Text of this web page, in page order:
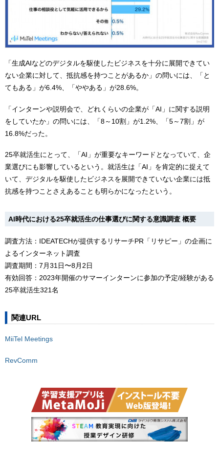
「生成AIなどのデジタルを駆使したビジネスを十分に展開できてい
ない企業に対して、抵抗感を持つことがあるか」の問いには、「と
てもある」が6.4%、「ややある」が28.6%。
「インターンや説明会で、どれくらいの企業が「AI」に関する説明
をしていたか」の問いには、「8～10割」が1.2%、「5～7割」が
16.8%だった。
25卒就活生にとって、「AI」が重要なキーワードとなっていて、企
業選びにも影響しているという。就活生は「AI」を肯定的に捉えて
いて、デジタルを駆使したビジネスを展開できていない企業には抵
抗感を持つことさえあることも明らかになったという。
AI時代における25卒就活生の仕事選びに関する意識調査 概要
調査方法：IDEATECHが提供するリサーチPR「リサピー」の企画に
よるインターネット調査
調査期間：7月31日〜8月2日
有効回答：2023年開催のサマーインターンに参加の予定/経験がある
25卒就活生321名
関連URL
MiiTel Meetings
RevComm